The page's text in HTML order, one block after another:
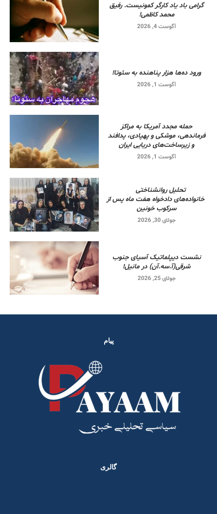
گرامی باد یاد کارگر کمونیست. رفیق
محمد کاظمی!
آگوست 4, 2026
ورود ده‌ها هزار پناهنده به سئوتا!
آگوست 1, 2026
حمله مجدد آمریکا به مراکز
فرماندهی، موشکی و پهپادی، پدافند
و زیرساخت‌های دریایی ایران
آگوست 1, 2026
تحلیل روانشناختی
خانواده‌های دادخواه هفت ماه پس از
سرکوب خونین
جولای 30, 2026
نشست دیپلماتیک آسیای جنوب
شرقی‌(آ.سه.آن) در مانیل!
جولای 25, 2026
پیام
گالری